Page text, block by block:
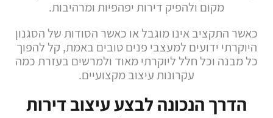
מקום ולהפיק דירות יפהפיות ומרהיבות.
כאשר התקציב אינו מוגבל או כאשר הסודות של הסגנון
היוקרתי ידועים למעצבי פנים טובים באמת, קל להפוך
כל מבנה וכל חלל ליוקרתי מאוד ולמרשים בעזרת כמה
עקרונות עיצוב מקצועיים.
הדרך הנכונה לבצע עיצוב דירות